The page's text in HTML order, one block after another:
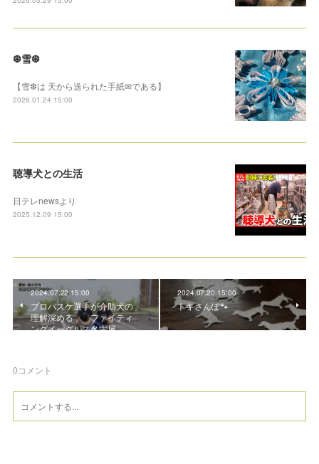
❆雪❆
【雪❆は 天から送られた手紙✉である】
2026.01.24 15:00
聴導犬との生活
日テレnewsより
2025.12.09 15:00
2024.07.22 15:00
プロバスケ選手が介助犬の
理解深める ファイティ
ングイーグルス名古屋
2024.07.20 15:00
トキさんぽ🐾
0コメント